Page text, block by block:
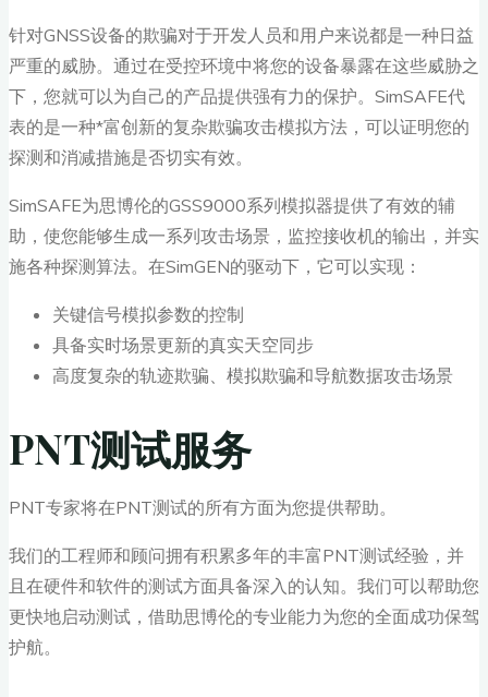
针对GNSS设备的欺骗对于开发人员和用户来说都是一种日益
严重的威胁。通过在受控环境中将您的设备暴露在这些威胁之
下，您就可以为自己的产品提供强有力的保护。SimSAFE代
表的是一种*富创新的复杂欺骗攻击模拟方法，可以证明您的
探测和消减措施是否切实有效。
SimSAFE为思博伦的GSS9000系列模拟器提供了有效的辅
助，使您能够生成一系列攻击场景，监控接收机的输出，并实
施各种探测算法。在SimGEN的驱动下，它可以实现：
关键信号模拟参数的控制
具备实时场景更新的真实天空同步
高度复杂的轨迹欺骗、模拟欺骗和导航数据攻击场景
PNT测试服务
PNT专家将在PNT测试的所有方面为您提供帮助。
我们的工程师和顾问拥有积累多年的丰富PNT测试经验，并
且在硬件和软件的测试方面具备深入的认知。我们可以帮助您
更快地启动测试，借助思博伦的专业能力为您的全面成功保驾
护航。